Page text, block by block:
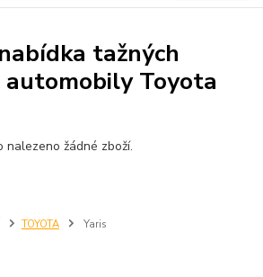
TOYOTA Yaris
tažných
automobily Toyota
žádné zboží.